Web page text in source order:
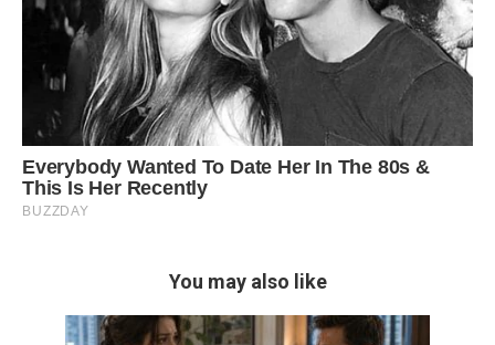
You may also like